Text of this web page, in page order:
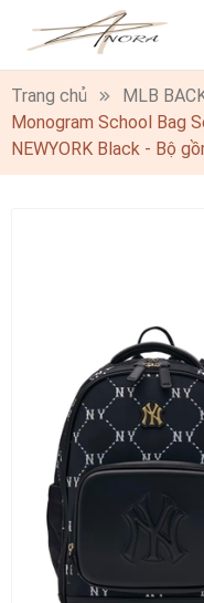
0
Trang chủ MLB
Monogram School Bag
NEWYORK Black - Bộ